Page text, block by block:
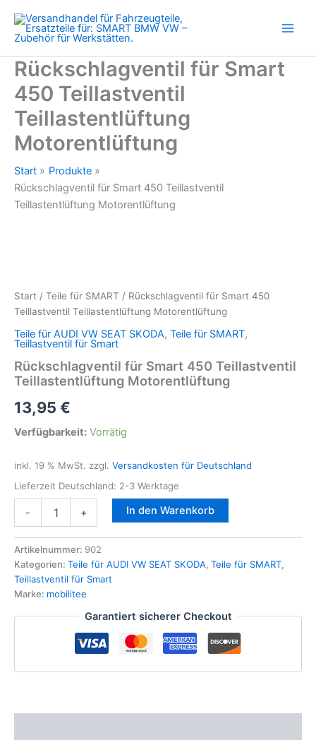
Inhalt
springen
Rückschlagventil für Smart
450 Teillastventil
Teillastentlüftung
Motorentlüftung
Start
Produkte
Rückschlagventil für Smart 450 Teillastventil
Teillastentlüftung Motorentlüftung
Start / Teile für SMART / Rückschlagventil für Smart 450
Teillastventil Teillastentlüftung Motorentlüftung
Teile für AUDI VW SEAT SKODA, Teile für SMART,
Teillastventil für Smart
Rückschlagventil für Smart 450 Teillastventil
Teillastentlüftung Motorentlüftung
13,95 €
Verfügbarkeit: Vorrätig
inkl. 19 % MwSt. zzgl. Versandkosten für Deutschland
Lieferzeit Deutschland: 2-3 Werktage
-
450
Teillastventil
Teillastentlüftung
Motorentlüftung
+ In den Warenkorb
Artikelnummer: 902
Kategorien: Teile für AUDI VW SEAT SKODA, Teile für SMART,
Teillastventil für Smart
Marke: mobilitee
Garantiert sicherer Checkout
Motorentlüftung
Menge